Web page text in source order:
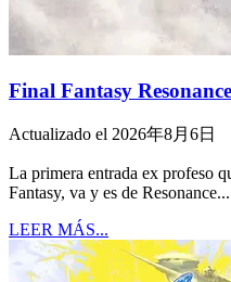
Final Fantasy Resonance
Actualizado el 2026年8月6日
La primera entrada ex profeso
Fantasy, va y es de
LEER MÁS...